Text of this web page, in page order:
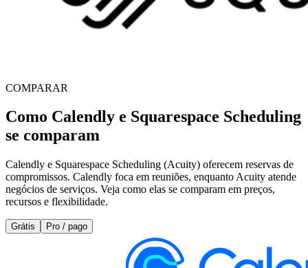
COMPARAR
Como Calendly e Squarespace Scheduling
se comparam
Calendly e Squarespace Scheduling (Acuity) oferecem reservas de
compromissos. Calendly foca em reuniões, enquanto Acuity atende
negócios de serviços. Veja como elas se comparam em preços,
recursos e flexibilidade.
Grátis Pro / pago